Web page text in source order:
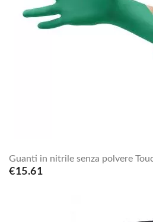
Guanti in nitrile senza polvere
€15.61